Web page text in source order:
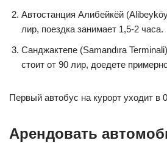
Автостанция Алибейкёй
лир, поездка занимает 1,5-2 часа.
Санджактепе (Samandıra
стоит от 90 лир, доедете
Первый автобус на курорт уходит в
Арендовать